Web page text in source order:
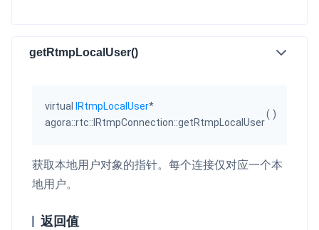
getRtmpLocalUser()
virtual IRtmpLocalUser*
agora::rtc::IRtmpConnection::getRtmpLocalUser
( )
获取本地用户对象的指针。每个连接仅对应一个本
地用户。
返回值